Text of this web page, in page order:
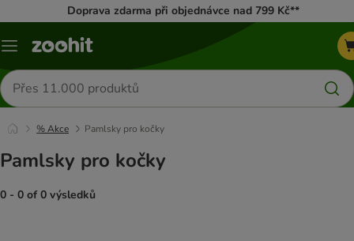
Doprava zdarma při objednávce nad 799 Kč**
Menu
Hledat
produkty
% Akce Pamlsky pro kočky
Pamlsky pro kočky
0 - 0 of 0 výsledků